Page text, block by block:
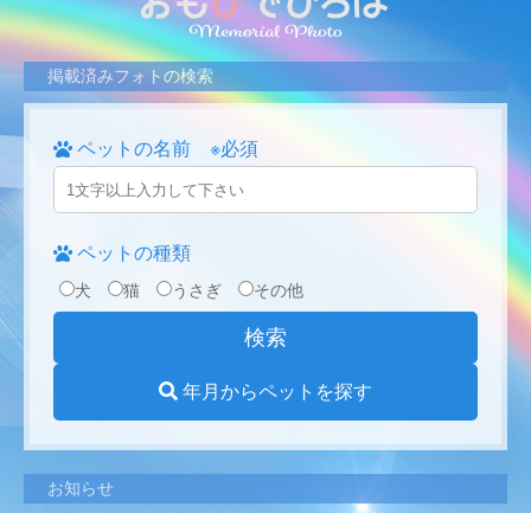
掲載済みフォトの検索
ペットの名前 ※必須
ペットの種類
犬 猫 うさぎ その他
年月からペットを探す
お知らせ